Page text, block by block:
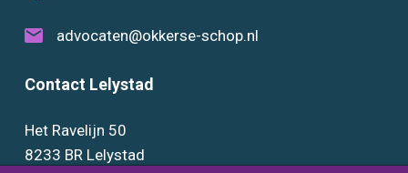
advocaten@okkerse-schop.nl
Contact Lelystad
Het Ravelijn 50
8233 BR Lelystad